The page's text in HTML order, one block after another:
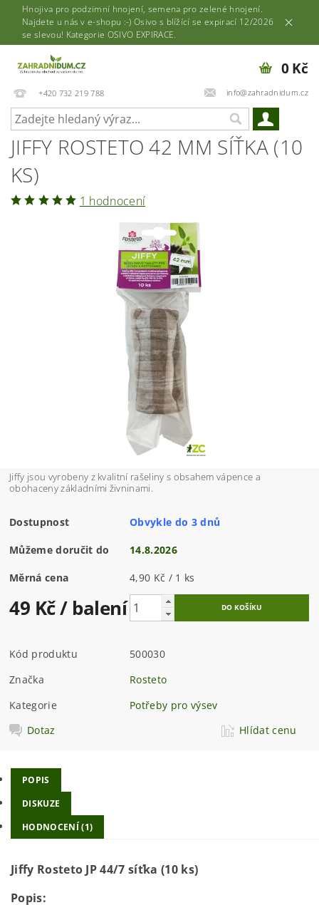
Hnojiva pro podzimní hnojení, semena pro zelené hnojení.
Najdete u nás v e-shopu :-) Osivo s blížící se expirací 12/2026
se slevou! Kategorie OSIVO EXPIRACE.
+420 732 219 788 info@zahradnidum.cz
0 Kč
JIFFY ROSTETO 42 MM SÍŤKA (10
KS)
1 hodnocení
Jiffy jsou vyrobeny z kvalitní rašeliny s obsahem vápence a
obohaceny základními živninami.
Dostupnost Obvykle do 3 dnů
Můžeme doručit do 14.8.2026
Měrná cena 4,90 Kč / 1 ks
49 Kč/ balení
Kód produktu
500030
Značka
Rosteto
Kategorie
Potřeby pro výsev
Dotaz
Hlídat cenu
POPIS
DISKUZE
HODNOCENÍ (1)
Jiffy Rosteto JP 44/7 síťka (10 ks)
Popis: